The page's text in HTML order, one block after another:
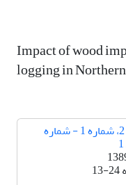
Impact of wood
logging in
دوره 2، شماره 1 - شماره
13-24